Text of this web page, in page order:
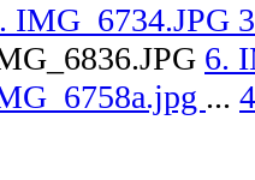
IMG_6734.JPG
6.
...